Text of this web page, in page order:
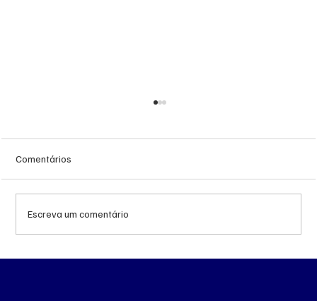
Comentários
Escreva um comentário